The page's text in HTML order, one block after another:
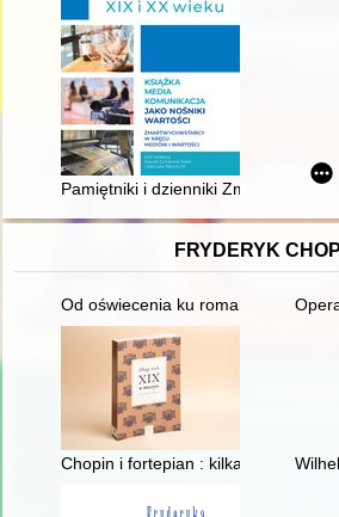
Pamiętniki i dzienniki
FRYDERYK
Od oświecenia ku romantyzmowi i
Chopin i fortepian : kilka uwag o